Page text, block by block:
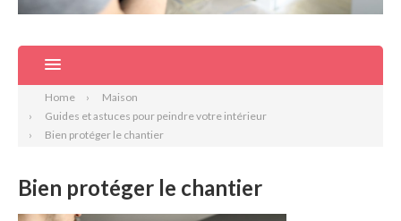
Home
Maison
Guides et astuces pour peindre votre intérieur
Bien protéger le chantier
Bien protéger le chantier